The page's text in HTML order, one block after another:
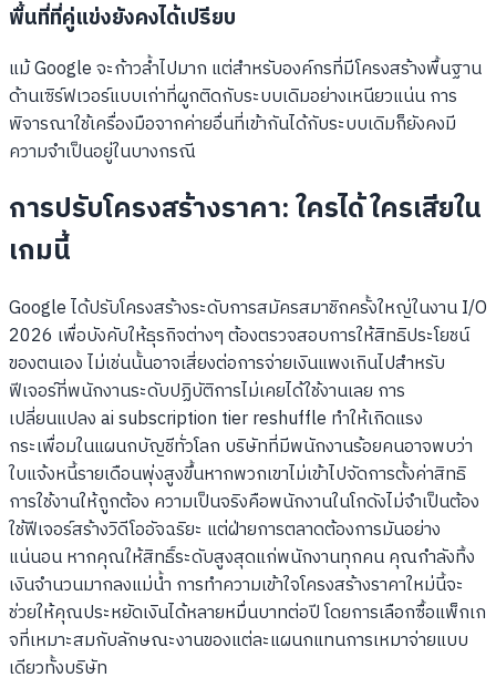
พื้นที่ที่คู่แข่งยังคงได้เปรียบ
แม้ Google จะก้าวล้ำไปมาก แต่สำหรับองค์กรที่มีโครงสร้างพื้นฐาน
ด้านเซิร์ฟเวอร์แบบเก่าที่ผูกติดกับระบบเดิมอย่างเหนียวแน่น การ
พิจารณาใช้เครื่องมือจากค่ายอื่นที่เข้ากันได้กับระบบเดิมก็ยังคงมี
ความจำเป็นอยู่ในบางกรณี
การปรับโครงสร้างราคา: ใครได้ ใครเสียใน
เกมนี้
Google ได้ปรับโครงสร้างระดับการสมัครสมาชิกครั้งใหญ่ในงาน I/O
2026 เพื่อบังคับให้ธุรกิจต่างๆ ต้องตรวจสอบการให้สิทธิประโยชน์
ของตนเอง ไม่เช่นนั้นอาจเสี่ยงต่อการจ่ายเงินแพงเกินไปสำหรับ
ฟีเจอร์ที่พนักงานระดับปฏิบัติการไม่เคยได้ใช้งานเลย การ
เปลี่ยนแปลง ai subscription tier reshuffle ทำให้เกิดแรง
กระเพื่อมในแผนกบัญชีทั่วโลก บริษัทที่มีพนักงานร้อยคนอาจพบว่า
ใบแจ้งหนี้รายเดือนพุ่งสูงขึ้นหากพวกเขาไม่เข้าไปจัดการตั้งค่าสิทธิ
การใช้งานให้ถูกต้อง ความเป็นจริงคือพนักงานในโกดังไม่จำเป็นต้อง
ใช้ฟีเจอร์สร้างวิดีโออัจฉริยะ แต่ฝ่ายการตลาดต้องการมันอย่าง
แน่นอน หากคุณให้สิทธิ์ระดับสูงสุดแก่พนักงานทุกคน คุณกำลังทิ้ง
เงินจำนวนมากลงแม่น้ำ การทำความเข้าใจโครงสร้างราคาใหม่นี้จะ
ช่วยให้คุณประหยัดเงินได้หลายหมื่นบาทต่อปี โดยการเลือกซื้อแพ็กเก
จที่เหมาะสมกับลักษณะงานของแต่ละแผนกแทนการเหมาจ่ายแบบ
เดียวทั้งบริษัท